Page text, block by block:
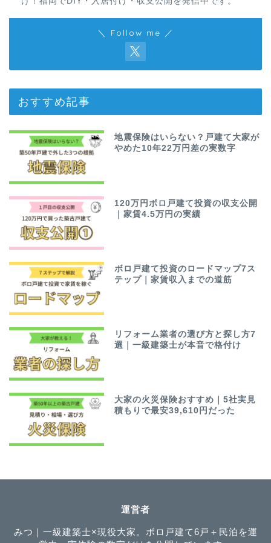
＼ Follow me ／
おすすめ記事
地震保険はいらない？戸建て大家が
やめた10年22万円差の実数字
120万円ボロ戸建て投資の収支公開
｜家賃4.5万円の実績
ボロ戸建て投資のロードマップ7ス
テップ｜家賃収入までの道筋
リフォーム業者の選び方と探し方7
選｜一級建築士が本音で格付け
大家の火災保険おすすめ｜5社実見
積もりで最安39,610円だった
運営者
みつ｜一級建築士×現役大家。ボロ戸建て6戸＋民泊を運